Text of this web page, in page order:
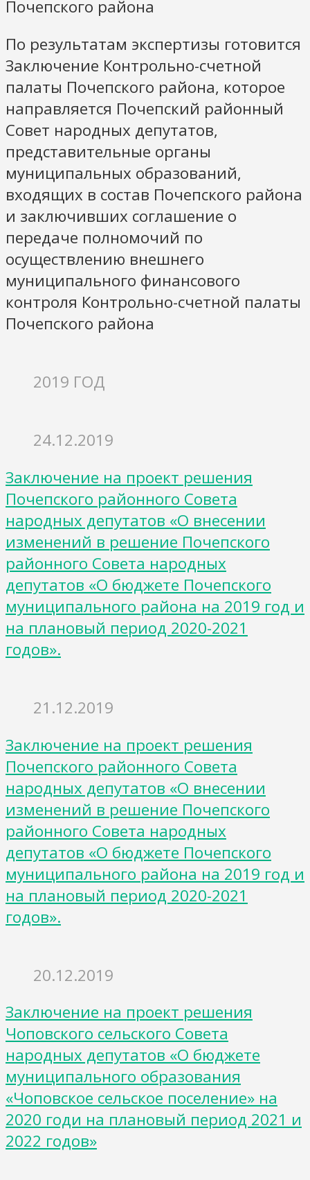
Почепского района
По результатам экспертизы готовится
Заключение Контрольно-счетной
палаты Почепского района, которое
направляется Почепский районный
Совет народных депутатов,
представительные органы
муниципальных образований,
входящих в состав Почепского района
и заключивших соглашение о
передаче полномочий по
осуществлению внешнего
муниципального финансового
контроля Контрольно-счетной палаты
Почепского района
2019 ГОД
24.12.2019
Заключение на проект решения
Почепского районного Совета
народных депутатов «О внесении
изменений в решение Почепского
районного Совета народных
депутатов «О бюджете Почепского
муниципального района на 2019 год и
на плановый период 2020-2021
годов».
21.12.2019
Заключение на проект решения
Почепского районного Совета
народных депутатов «О внесении
изменений в решение Почепского
районного Совета народных
депутатов «О бюджете Почепского
муниципального района на 2019 год и
на плановый период 2020-2021
годов».
20.12.2019
Заключение на проект решения
Чоповского сельского Совета
народных депутатов «О бюджете
муниципального образования
«Чоповское сельское поселение» на
2020 годи на плановый период 2021 и
2022 годов»